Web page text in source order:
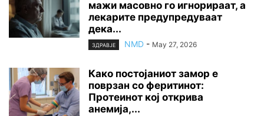
мажи масовно го игнорираат, а
лекарите предупредуваат
дека...
ЗДРАВЈЕ NMD - May 27, 2026
Како постојаниот замор е
поврзан со феритинот:
Протеинот кој открива
анемија,...